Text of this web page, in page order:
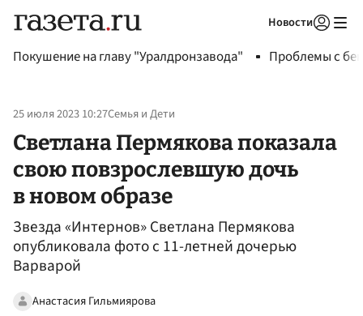
Новости
Покушение на главу "Уралдронзавода" Проблемы с
25 июля 2023 10:27Семья и Дети
Светлана Пермякова показала
свою повзрослевшую дочь
в новом образе
Звезда «Интернов» Светлана Пермякова
опубликовала фото с 11-летней дочерью
Варварой
Анастасия Гильмиярова